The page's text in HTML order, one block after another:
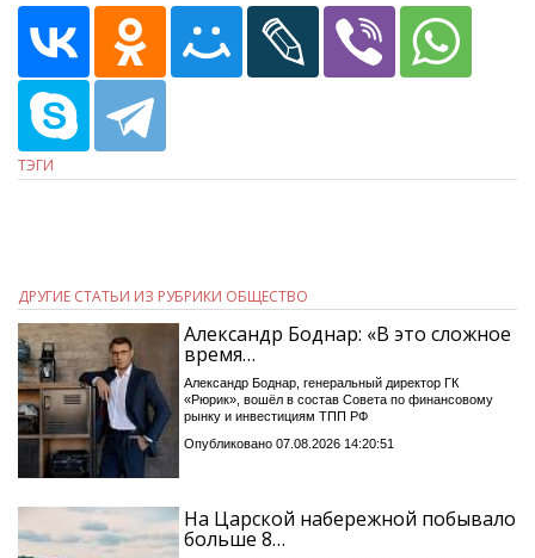
ТЭГИ
ДРУГИЕ СТАТЬИ ИЗ РУБРИКИ ОБЩЕСТВО
Александр Боднар: «В это сложное
время…
Александр Боднар, генеральный директор ГК
«Рюрик», вошёл в состав Совета по финансовому
рынку и инвестициям ТПП РФ
Опубликовано 07.08.2026 14:20:51
На Царской набережной побывало
больше 8…